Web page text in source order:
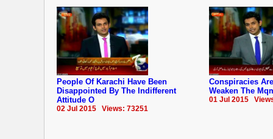
People Of Karachi Have Been
Disappointed By The Indifferent
Attitude O
02 Jul 2015 Views: 73251
Conspiracies
Weaken The
01 Jul 2015